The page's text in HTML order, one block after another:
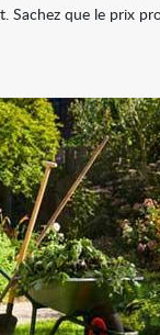
Sachez que le prix